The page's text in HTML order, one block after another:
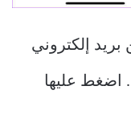
إلكتروني
اضغط عليها